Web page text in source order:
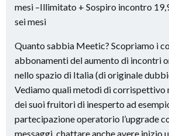
mesi –Illimitato + Sospiro incontro
sei mesi
Quanto sabbia Meetic? Scopriamo i
abbonamenti del aumento di incontri
nello spazio di Italia (di originale
Vediamo quali metodi di corrispettivo
dei suoi fruitori di inesperto ad
partecipazione operatorio l’upgrade
messaggi, chattare anche avere inizio